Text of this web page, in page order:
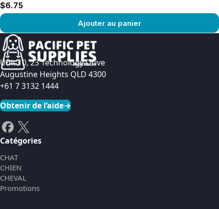
$6.75
Ajouter au panier
Voir le produit
Unit 10, 23 Technology Drive
Augustine Heights QLD 4300
+61 7 3132 1444
Obtenir de l’aide→
Catégories
CHAT
CHIEN
CHEVAL
Promotions